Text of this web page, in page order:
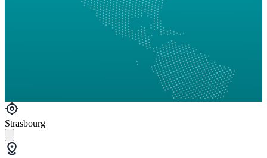
Strasbourg